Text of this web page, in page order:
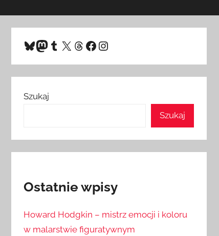
Bluesky
Mastodon
Tumblr
X Threads
Facebook
Instagram
Szukaj
Szukaj
Ostatnie wpisy
Howard Hodgkin – mistrz emocji i koloru
w malarstwie figuratywnym